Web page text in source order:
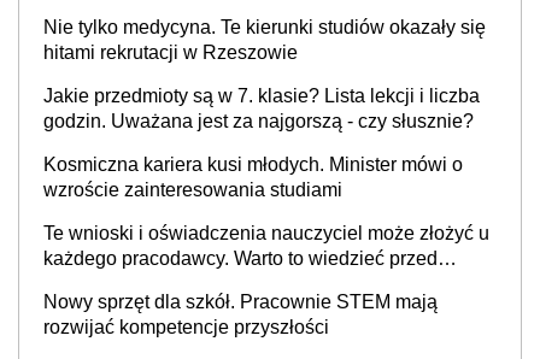
Nie tylko medycyna. Te kierunki studiów okazały się
hitami rekrutacji w Rzeszowie
Jakie przedmioty są w 7. klasie? Lista lekcji i liczba
godzin. Uważana jest za najgorszą - czy słusznie?
Kosmiczna kariera kusi młodych. Minister mówi o
wzroście zainteresowania studiami
Te wnioski i oświadczenia nauczyciel może złożyć u
każdego pracodawcy. Warto to wiedzieć przed
Nowy sprzęt dla szkół. Pracownie STEM mają
rozwijać kompetencje przyszłości